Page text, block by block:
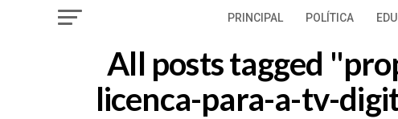
PRINCIPAL POLÍTICA
All posts tagged
licenca-para-a-tv-